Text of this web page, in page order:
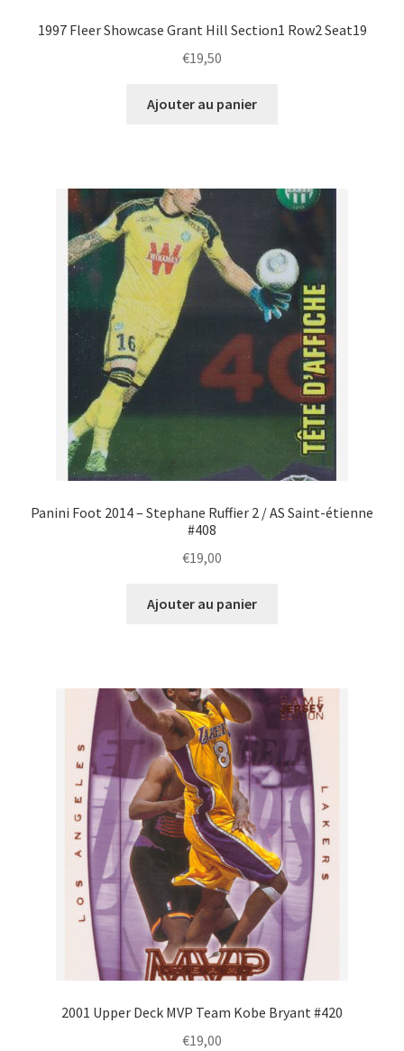
1997 Fleer Showcase Grant Hill Section1 Row2 Seat19
€19,50
Ajouter au panier
Panini Foot 2014 – Stephane Ruffier 2 / AS Saint-étienne
#408
€19,00
Ajouter au panier
2001 Upper Deck MVP Team Kobe Bryant #420
€19,00